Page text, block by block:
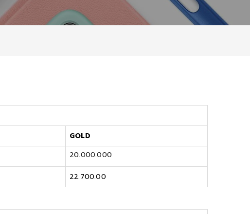
GOLD
20.000.000
22.700.00